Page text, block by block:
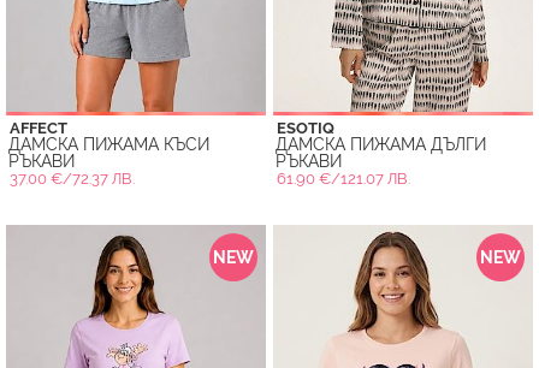
AFFECT
ДАМСКА ПИЖАМА КЪСИ
РЪКАВИ
37.00 €/72.37 ЛВ.
ESOTIQ
ДАМСКА ПИЖАМА ДЪЛГИ
РЪКАВИ
61.90 €/121.07 ЛВ.
NEW NEW